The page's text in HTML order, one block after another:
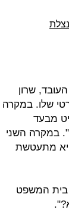
שרון
שלו. במקרה
מבעד
במקרה השני
מתעטשת
בית המשפט